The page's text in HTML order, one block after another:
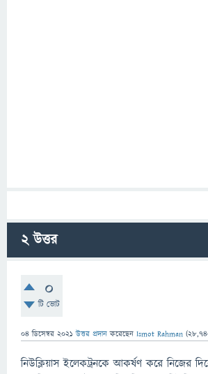
2উত্তর
0
টি ভোট
04 ডিসেম্বর 2021 উত্তর প্রদান করেছেন Ismot Rahman (
নিউক্লিয়াস ইলেকট্রনকে আকর্ষণ করে নিজের